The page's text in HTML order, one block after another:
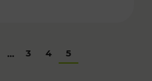
... 3 4 5